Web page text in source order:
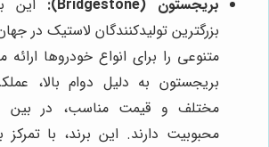
بریجستون (Bridgestone):
این
بزرگترین تولیدکنندگان لاستیک در
متنوعی را برای انواع خودروها
بریجستون به دلیل دوام بالا،
مختلف و قیمت مناسب، در بین
محبوبیت دارند. این برند، با